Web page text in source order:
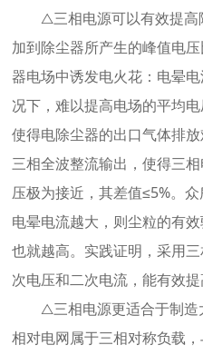
△三相电源可以有效提
加到除尘器所产生的峰值电
器电场中诱发电火花：电晕
况下，难以提高电场的平均
使得电除尘器的出口气体排
三相全波整流输出，使得三
压极为接近，其差值≤5%。
电晕电流越大，则尘粒的有
也就越高。实践证明，采用
次电压和二次电流，能有效提
△三相电源更适合于制
相对电网属于三相对称负载